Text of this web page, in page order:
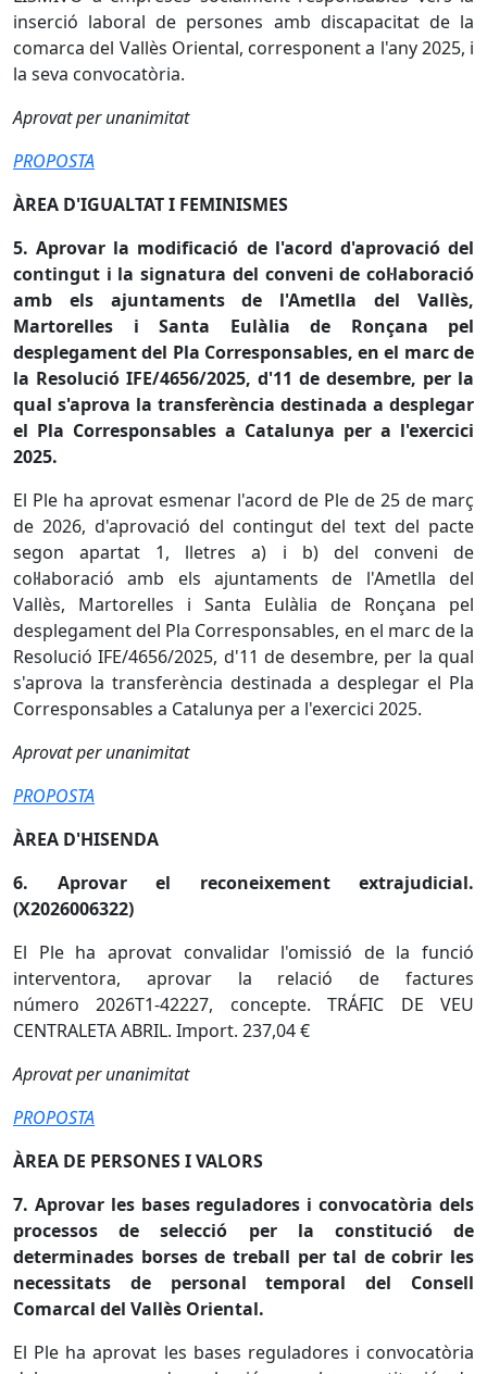
inserció laboral de persones amb discapacitat de la
comarca del Vallès Oriental, corresponent a l'any 2025, i
la seva convocatòria.
Aprovat per unanimitat
PROPOSTA
ÀREA D'IGUALTAT I FEMINISMES
5. Aprovar la modificació de l'acord d'aprovació del
contingut i la signatura del conveni de col·laboració
amb els ajuntaments de l'Ametlla del Vallès,
Martorelles i Santa Eulàlia de Ronçana pel
desplegament del Pla Corresponsables, en el marc de
la Resolució IFE/4656/2025, d'11 de desembre, per la
qual s'aprova la transferència destinada a desplegar
el Pla Corresponsables a Catalunya per a l'exercici
2025.
El Ple ha aprovat esmenar l'acord de Ple de 25 de març
de 2026, d'aprovació del contingut del text del pacte
segon apartat 1, lletres a) i b) del conveni de
col·laboració amb els ajuntaments de l'Ametlla del
Vallès, Martorelles i Santa Eulàlia de Ronçana pel
desplegament del Pla Corresponsables, en el marc de la
Resolució IFE/4656/2025, d'11 de desembre, per la qual
s'aprova la transferència destinada a desplegar el Pla
Corresponsables a Catalunya per a l'exercici 2025.
Aprovat per unanimitat
PROPOSTA
ÀREA D'HISENDA
6. Aprovar el reconeixement extrajudicial.
(X2026006322)
El Ple ha aprovat convalidar l'omissió de la funció
interventora, aprovar la relació de factures
número 2026T1-42227, concepte. TRÁFIC DE VEU
CENTRALETA ABRIL. Import. 237,04 €
Aprovat per unanimitat
PROPOSTA
ÀREA DE PERSONES I VALORS
7. Aprovar les bases reguladores i convocatòria dels
processos de selecció per la constitució de
determinades borses de treball per tal de cobrir les
necessitats de personal temporal del Consell
Comarcal del Vallès Oriental.
El Ple ha aprovat les bases reguladores i convocatòria